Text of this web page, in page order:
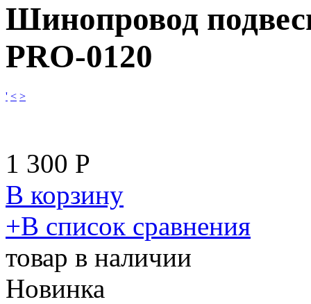
Шинопровод
PRO-0120
' < >
1 300 Р
В корзину
​+В список сравнения
товар в наличии
Новинка